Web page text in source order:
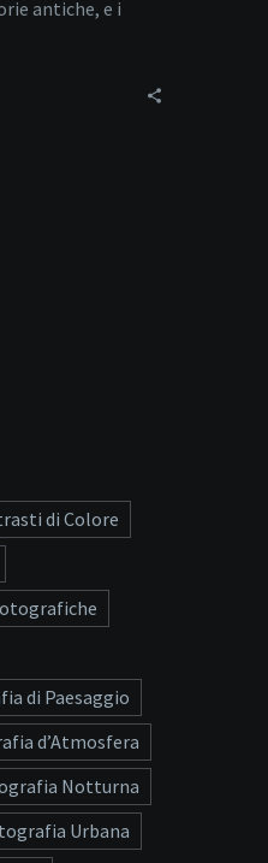
antiche, e i
di Colore
di Paesaggio
d’Atmosfera
Notturna
Urbana